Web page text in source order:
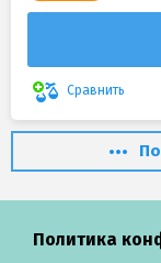
Сравнить
Политика